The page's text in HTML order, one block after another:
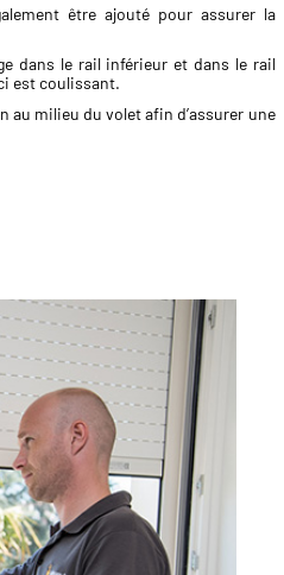
être ajouté pour assurer la
dans le rail inférieur et dans le rail
est coulissant.
au milieu du volet afin d’assurer une